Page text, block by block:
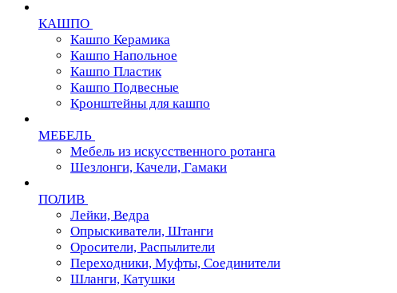
КАШПО
Кашпо Керамика
Кашпо Напольное
Кашпо Пластик
Кашпо Подвесные
Кронштейны для кашпо
МЕБЕЛЬ
Мебель из искусственного ротанга
Шезлонги, Качели, Гамаки
ПОЛИВ
Лейки, Ведра
Опрыскиватели, Штанги
Оросители, Распылители
Переходники, Муфты, Соединители
Шланги, Катушки